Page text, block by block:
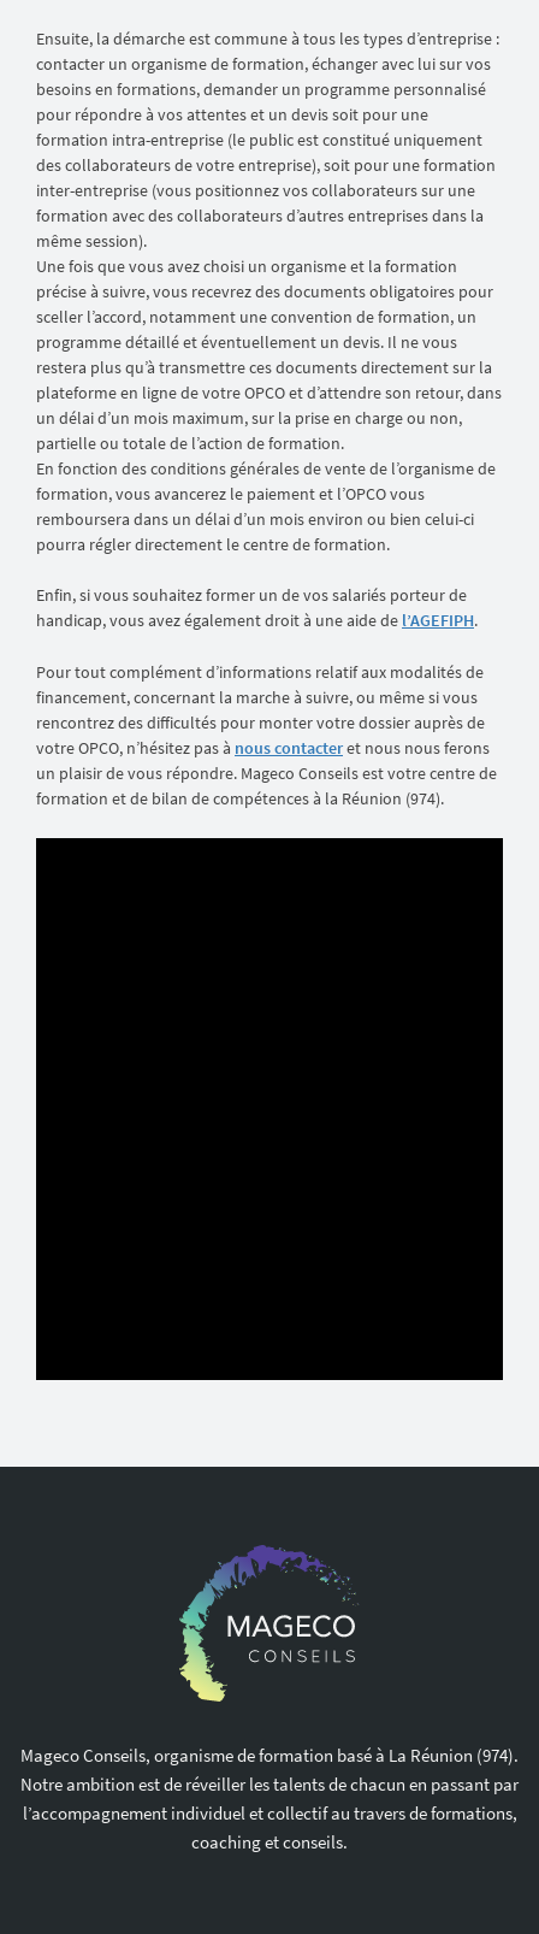
Ensuite, la démarche est commune à tous les types d’entreprise :
contacter un organisme de formation, échanger avec lui sur vos
besoins en formations, demander un programme personnalisé
pour répondre à vos attentes et un devis soit pour une
formation intra-entreprise (le public est constitué uniquement
des collaborateurs de votre entreprise), soit pour une formation
inter-entreprise (vous positionnez vos collaborateurs sur une
formation avec des collaborateurs d’autres entreprises dans la
même session).
Une fois que vous avez choisi un organisme et la formation
précise à suivre, vous recevrez des documents obligatoires pour
sceller l’accord, notamment une convention de formation, un
programme détaillé et éventuellement un devis. Il ne vous
restera plus qu’à transmettre ces documents directement sur la
plateforme en ligne de votre OPCO et d’attendre son retour, dans
un délai d’un mois maximum, sur la prise en charge ou non,
partielle ou totale de l’action de formation.
En fonction des conditions générales de vente de l’organisme de
formation, vous avancerez le paiement et l’OPCO vous
remboursera dans un délai d’un mois environ ou bien celui-ci
pourra régler directement le centre de formation.
Enfin, si vous souhaitez former un de vos salariés porteur de
handicap, vous avez également droit à une aide de l’AGEFIPH.
Pour tout complément d’informations relatif aux modalités de
financement, concernant la marche à suivre, ou même si vous
rencontrez des difficultés pour monter votre dossier auprès de
votre OPCO, n’hésitez pas à nous contacteret nous nous ferons
un plaisir de vous répondre. Mageco Conseils est votre centre de
formation et de bilan de compétences à la Réunion (974).
Mageco Conseils, organisme de formation basé à La Réunion (974).
Notre ambition est de réveiller les talents de chacun en passant par
l’accompagnement individuel et collectif au travers de formations,
coaching et conseils.